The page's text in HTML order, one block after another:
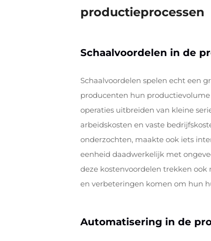
productieprocessen
Schaalvoordelen in de
Schaalvoordelen spelen echt een
producenten hun
operaties uitbreiden van kleine
arbeidskosten en vaste
onderzochten, maakte ook iets
eenheid daadwerkelijk met
deze kostenvoordelen trekken
en verbeteringen komen om hun
Automatisering in de